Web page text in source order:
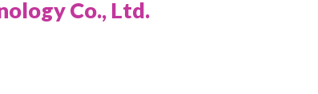
Co., Ltd.